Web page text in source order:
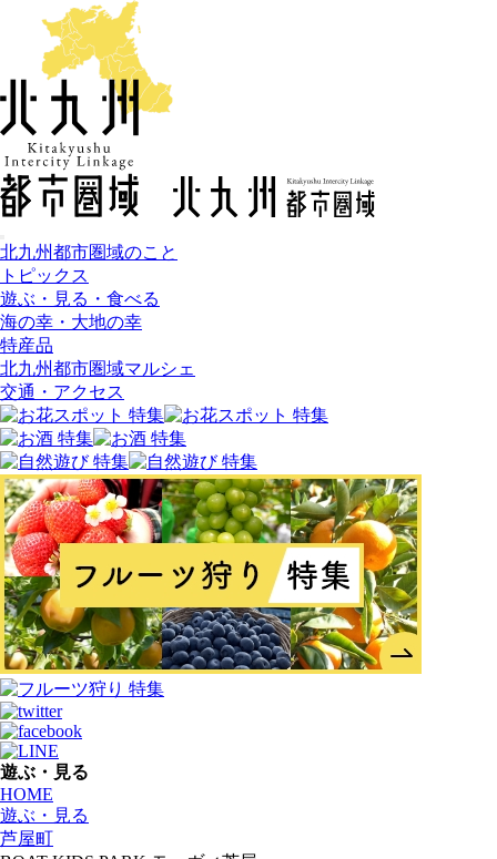
北九州都市圏域のこと
トピックス
遊ぶ・見る・食べる
海の幸・大地の幸
特産品
北九州都市圏域マルシェ
交通・アクセス
遊ぶ・見る
HOME
遊ぶ・見る
芦屋町